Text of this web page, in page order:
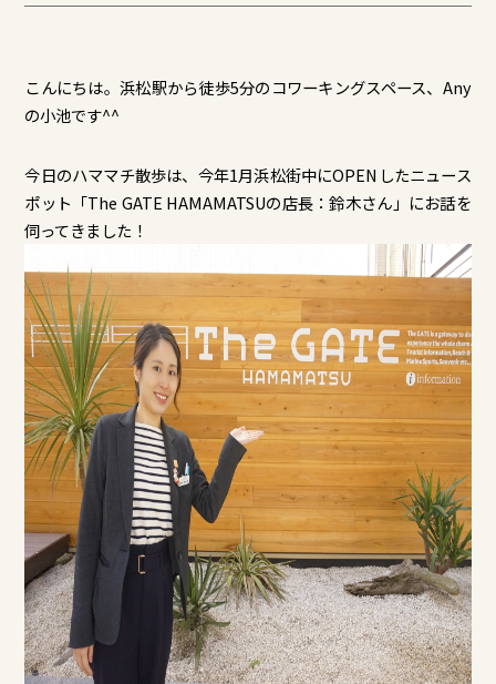
こんにちは。浜松駅から徒歩5分のコワーキングスペース、Any
の小池です^^
今日のハママチ散歩は、今年1月浜松街中にOPENしたニュース
ポット「The GATE HAMAMATSUの店長：鈴木さん」にお話を
伺ってきました！